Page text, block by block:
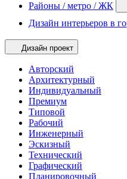
Районы / метро / ЖК
Дизайн интерьеров в
Дизайн проект
Авторский
Архитектурный
Индивидуальный
Премиум
Типовой
Рабочий
Инженерный
Эскизный
Технический
Графический
Планировочный